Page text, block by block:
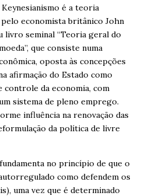
é a teoria
economista britânico John
livro seminal “Teoria geral do
que consiste numa
oposta às concepções
afirmação do Estado como
controle da economia, com
sistema de pleno emprego.
influência na renovação das
da política de livre
no princípio de que o
como defendem os
uma vez que é determinado